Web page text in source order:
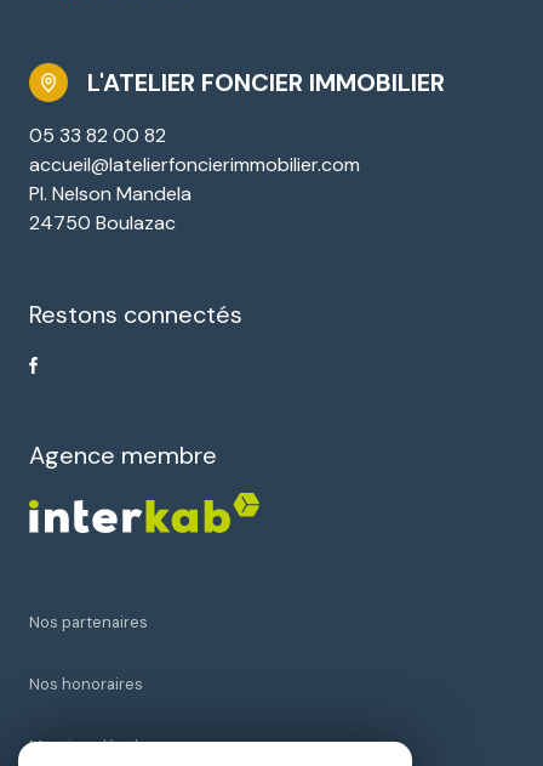
L'ATELIER FONCIER IMMOBILIER
05 33 82 00 82
accueil@latelierfoncierimmobilier.com
Pl. Nelson Mandela
24750 Boulazac
Restons connectés
Agence membre
Nos partenaires
Nos honoraires
Mentions légales